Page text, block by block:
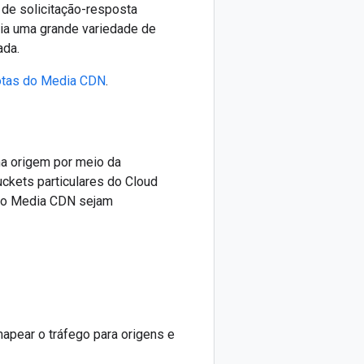
de solicitação-resposta
uma grande variedade de
do Media CDN.
origem por meio da
particulares do Cloud
Media CDN sejam
o tráfego para origens e